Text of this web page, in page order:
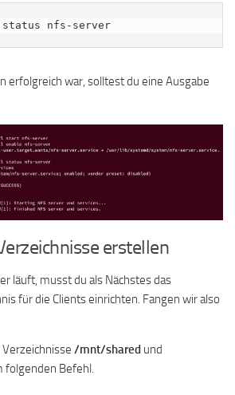
status nfs-server
erfolgreich war, solltest du eine Ausgabe
erstellen
läuft, musst du als Nächstes das
für die Clients einrichten. Fangen wir also
/mnt/shared und
folgenden Befehl.